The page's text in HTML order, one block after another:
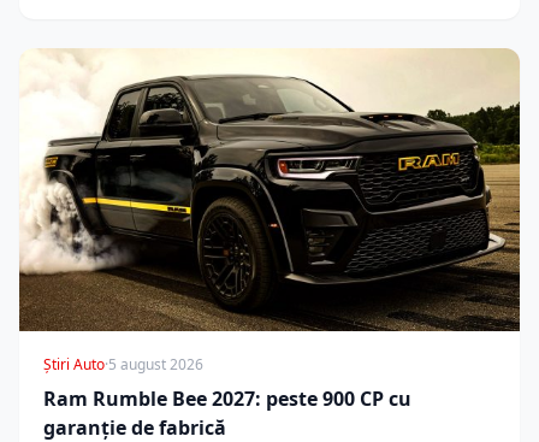
Știri Auto·5 august 2026
Ram Rumble Bee 2027: peste 900 CP cu
garanție de fabrică